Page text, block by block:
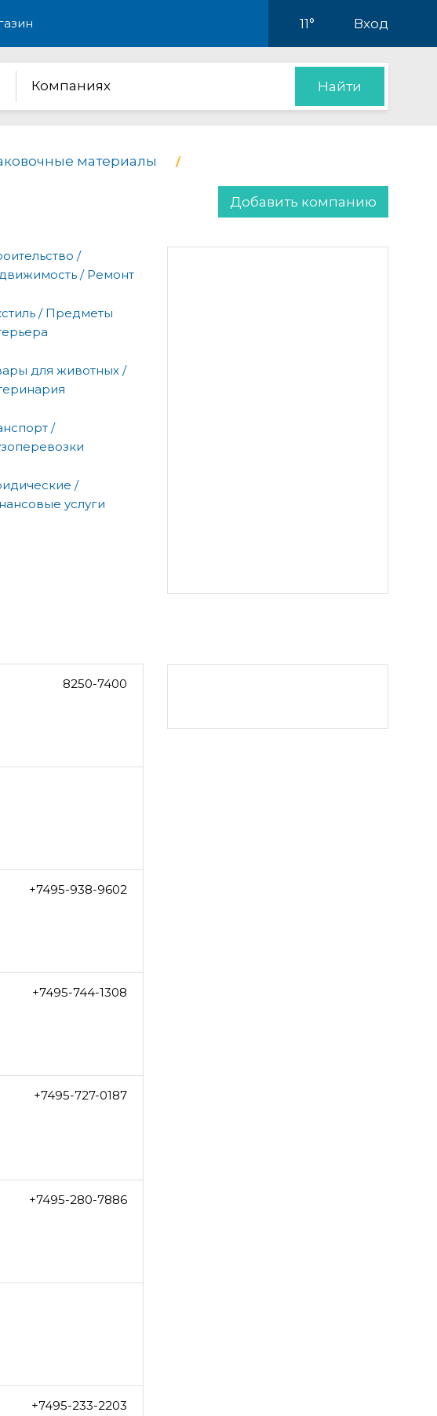
11° Вход
Компаниях Найти
материалы
Добавить компанию
/
/ Ремонт
/ Предметы
для животных /
/
/
услуги
8250-7400
+7495-938-9602
+7495-744-1308
+7495-727-0187
+7495-280-7886
+7495-233-2203